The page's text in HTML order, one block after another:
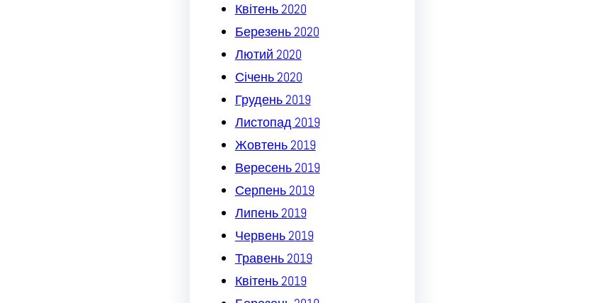
Квітень 2020
Березень 2020
Лютий 2020
Січень 2020
Грудень 2019
Листопад 2019
Жовтень 2019
Вересень 2019
Серпень 2019
Липень 2019
Червень 2019
Травень 2019
Квітень 2019